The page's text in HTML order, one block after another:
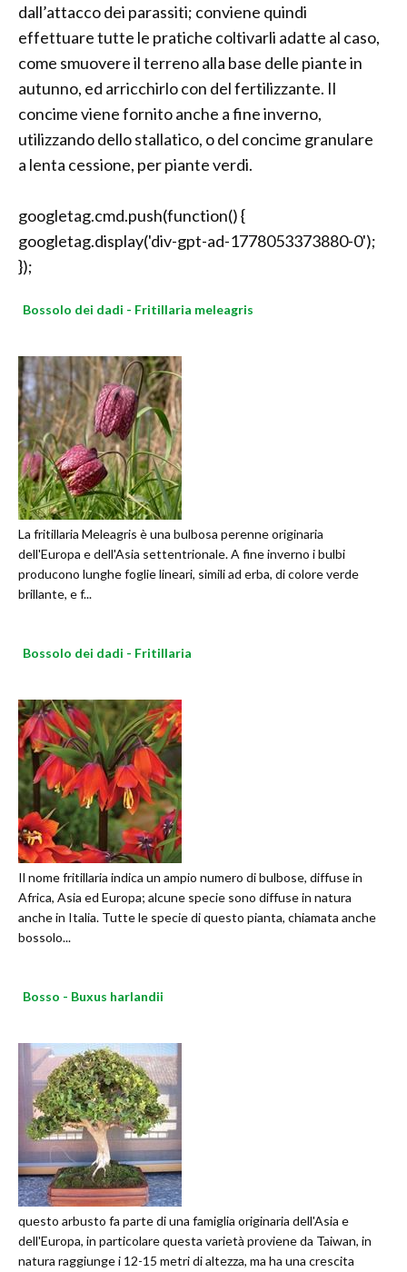
dall’attacco dei parassiti; conviene quindi
effettuare tutte le pratiche coltivarli adatte al caso,
come smuovere il terreno alla base delle piante in
autunno, ed arricchirlo con del fertilizzante. Il
concime viene fornito anche a fine inverno,
utilizzando dello stallatico, o del concime granulare
a lenta cessione, per piante verdi.
googletag.cmd.push(function() {
googletag.display('div-gpt-ad-1778053373880-0');
});
Bossolo dei dadi - Fritillaria meleagris
La fritillaria Meleagris è una bulbosa perenne originaria
dell'Europa e dell'Asia settentrionale. A fine inverno i bulbi
producono lunghe foglie lineari, simili ad erba, di colore verde
brillante, e f...
Bossolo dei dadi - Fritillaria
Il nome fritillaria indica un ampio numero di bulbose, diffuse in
Africa, Asia ed Europa; alcune specie sono diffuse in natura
anche in Italia. Tutte le specie di questo pianta, chiamata anche
bossolo...
Bosso - Buxus harlandii
questo arbusto fa parte di una famiglia originaria dell'Asia e
dell'Europa, in particolare questa varietà proviene da Taiwan, in
natura raggiunge i 12-15 metri di altezza, ma ha una crescita